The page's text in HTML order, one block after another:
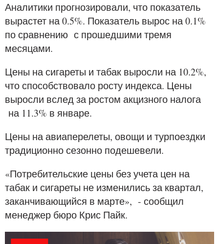
Аналитики прогнозировали, что показатель
вырастет на 0.5%. Показатель вырос на 0.1%
по сравнению с прошедшими тремя
месяцами.
Цены на сигареты и табак выросли на 10.2%,
что способствовало росту индекса. Цены
выросли вслед за ростом акцизного налога
на 11.3% в январе.
Цены на авиаперелеты, овощи и турпоездки
традиционно сезонно подешевели.
«Потребительские цены без учета цен на
табак и сигареты не изменились за квартал,
заканчивающийся в марте», - сообщил
менеджер бюро Крис Пайк.